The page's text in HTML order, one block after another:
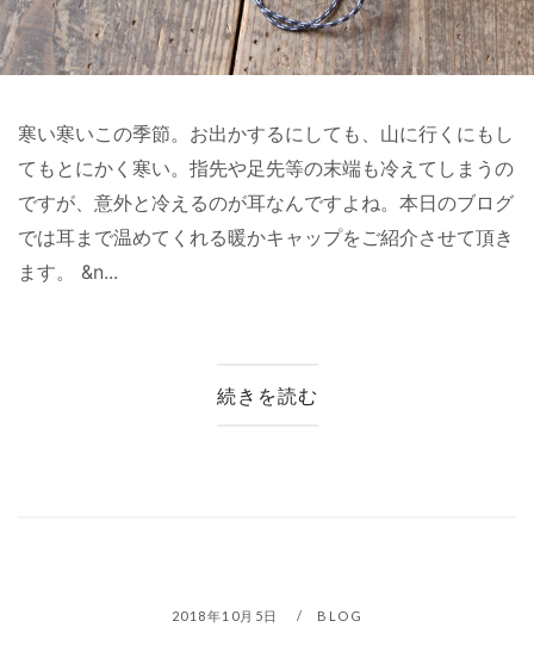
寒い寒いこの季節。お出かするにしても、山に行くにもし
てもとにかく寒い。指先や足先等の末端も冷えてしまうの
ですが、意外と冷えるのが耳なんですよね。本日のブログ
では耳まで温めてくれる暖かキャップをご紹介させて頂き
ます。 &n...
続きを読む
2018年10月5日 BLOG